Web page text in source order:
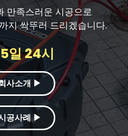
만족스러운 시공으로
지 싹뚜러 드리겠습니다.
일 24시
사소개 ▶
공사례 ▶